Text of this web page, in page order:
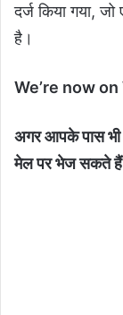
दर्ज किया गया,
है।
We’re now
अगर आपके पास भी
मेल पर भेज सकते हैं